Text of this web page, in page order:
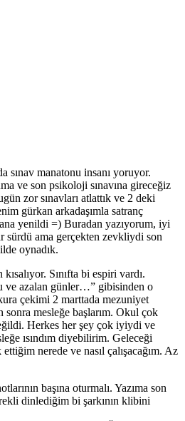
sınav manatonu insanı yoruyor.
ve son psikoloji sınavına gireceğiz
zor sınavları atlattık ve 2 deki
gürkan arkadaşımla satranç
yenildi =) Buradan yazıyorum, iyi
sürdü ama gerçekten zevkliydi son
oynadık.
Sınıfta bi espiri vardı.
ve azalan günler…” gibisinden o
çekimi 2 marttada mezuniyet
mesleğe başlarım. Okul çok
Herkes her şey çok iyiydi ve
ısındım diyebilirim. Geleceği
nerede ve nasıl çalışacağım. Az
başına oturmalı. Yazıma son
dinlediğim bi şarkının klibini